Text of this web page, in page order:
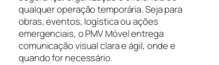
qualquer operação temporária. Seja para
obras, eventos, logística ou ações
emergenciais, o PMV Móvel entrega
comunicação visual clara e ágil, onde e
quando for necessário.